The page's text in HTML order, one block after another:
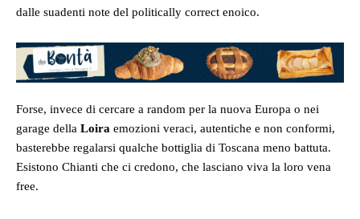
dalle suadenti note del politically correct enoico.
Forse, invece di cercare a random per la nuova Europa o nei
garage della Loira emozioni veraci, autentiche e non conformi,
basterebbe regalarsi qualche bottiglia di Toscana meno battuta.
Esistono Chianti che ci credono, che lasciano viva la loro vena
free.